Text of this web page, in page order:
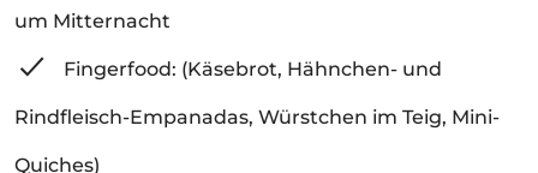
um Mitternacht
Fingerfood: (Käsebrot, Hähnchen- und
Rindfleisch-Empanadas, Würstchen im Teig, Mini-
Quiches)